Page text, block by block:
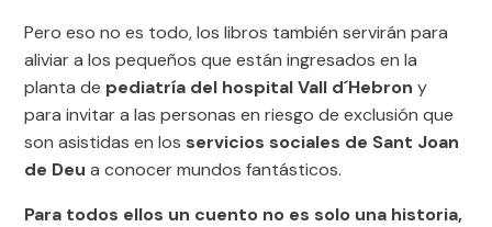
Pero eso no es todo, los libros también servirán para
aliviar a los pequeños que están ingresados en la
planta de pediatría del hospital Vall d´Hebron y
para invitar a las personas en riesgo de exclusión que
son asistidas en los servicios sociales de Sant Joan
de Deu a conocer mundos fantásticos.
Para todos ellos un cuento no es solo una historia,